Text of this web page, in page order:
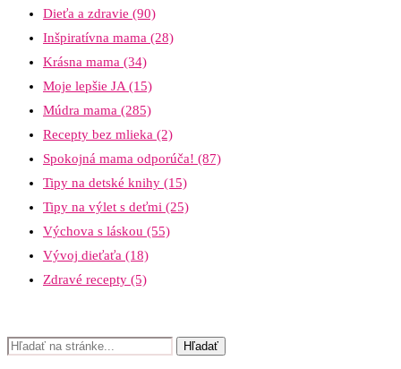
Dieťa a zdravie (90)
Inšpiratívna mama (28)
Krásna mama (34)
Moje lepšie JA (15)
Múdra mama (285)
Recepty bez mlieka (2)
Spokojná mama odporúča! (87)
Tipy na detské knihy (15)
Tipy na výlet s deťmi (25)
Výchova s láskou (55)
Vývoj dieťaťa (18)
Zdravé recepty (5)